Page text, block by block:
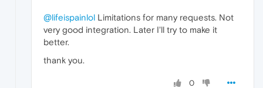
@lifeispainlol Limitations for many requests. Not
very good integration. Later I'll try to make it
better.
thank you.
0